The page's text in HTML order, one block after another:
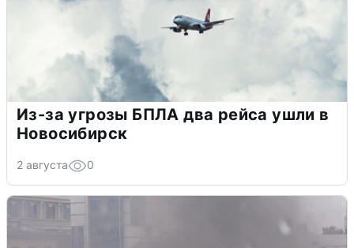
Из-за угрозы БПЛА два рейса ушли в
Новосибирск
2 августа 0